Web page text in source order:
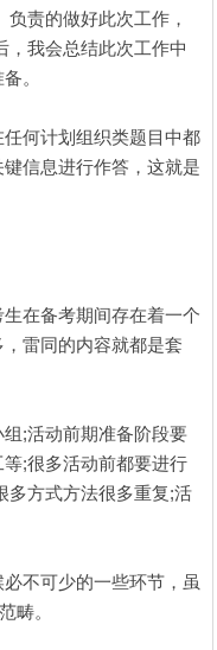
责的做好此次工作，
，我会总结此次工作中
。
何计划组织类题目中都
信息进行作答，这就是
在备考期间存在着一个
雷同的内容就都是套
;活动前期准备阶段要
;很多活动前都要进行
多方式方法很多重复;活
不可少的一些环节，虽
畴。